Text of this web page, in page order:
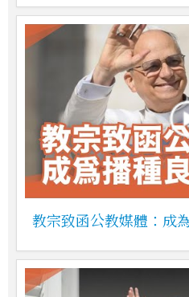
教宗致函公教媒體：成